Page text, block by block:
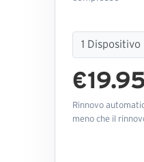
€19.95
Rinnovo
meno che il